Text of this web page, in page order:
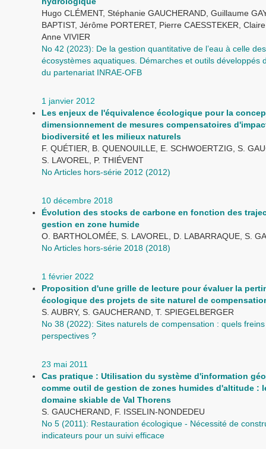
Hugo CLÉMENT, Stéphanie GAUCHERAND, Guillaume
BAPTIST, Jérôme PORTERET, Pierre CAESSTEKER,
Anne VIVIER
No 42 (2023): De la gestion quantitative de l’eau à celle des
écosystèmes aquatiques. Démarches et outils développés
du partenariat INRAE-OFB
1 janvier 2012
Les enjeux de l'équivalence écologique pour la
dimensionnement de mesures compensatoires
biodiversité et les milieux naturels
F. QUÉTIER, B. QUENOUILLE, E. SCHWOERTZIG, S.
S. LAVOREL, P. THIÉVENT
No Articles hors-série 2012 (2012)
10 décembre 2018
Évolution des stocks de carbone en fonction des
gestion en zone humide
O. BARTHOLOMÉE, S. LAVOREL, D. LABARRAQUE, S.
No Articles hors-série 2018 (2018)
1 février 2022
Proposition d'une grille de lecture pour évaluer la
écologique des projets de site naturel de
S. AUBRY, S. GAUCHERAND, T. SPIEGELBERGER
No 38 (2022): Sites naturels de compensation : quels
perspectives ?
23 mai 2011
Cas pratique : Utilisation du système d'information
comme outil de gestion de zones humides d'altitude :
domaine skiable de Val Thorens
S. GAUCHERAND, F. ISSELIN-NONDEDEU
No 5 (2011): Restauration écologique - Nécessité de
indicateurs pour un suivi efficace